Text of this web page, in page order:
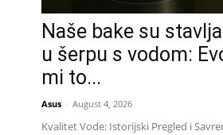
Naše bake su
u šerpu s vodom:
mi to...
Asus - August 4, 2026
Kvalitet Vode: Istorijski Pregled i